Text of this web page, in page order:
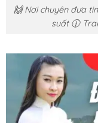
🙌 Nơi chuyên đưa
suất 🕧